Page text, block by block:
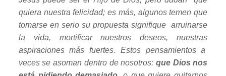
quiera nuestra felicidad; es más, algunos temen que
tomarse en serio su propuesta signifique arruinarse
la vida, mortificar nuestros deseos, nuestras
aspiraciones más fuertes. Estos pensamientos a
veces se asoman dentro de nosotros: que Dios nos